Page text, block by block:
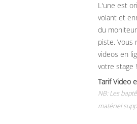
L'une est
volant et
du
piste. Vous
videos en
votre stage !
Tarif Video
NB: Les
matériel